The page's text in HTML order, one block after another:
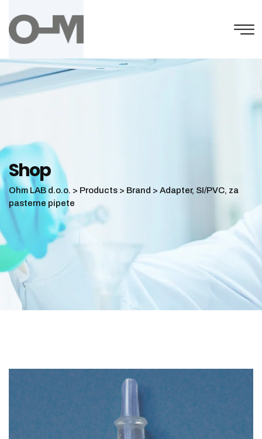
content
Shop
Ohm LAB d.o.o. > Products > Brand > Adapter, SI/PVC, za
pasterne pipete